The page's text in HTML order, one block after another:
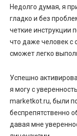
Недолго думая, я
гладко и без
четкие инструкции
что даже человек с
сможет легко
Успешно
я могу с
marketkot.ru, были
беспрепятственно
давая мне